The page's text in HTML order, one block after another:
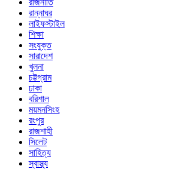
রাজনীতি
রান্নাঘর
লাইফস্টাইল
শিক্ষা
সংযুক্ত
সারাদেশ
খুলনা
চট্টগ্রাম
ঢাকা
বরিশাল
ময়মনসিংহ
রংপুর
রাজশাহী
সিলেট
সাহিত্য
স্বাস্থ্য